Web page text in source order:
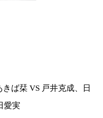
ば栞 VS 戸井克成、日
愛実